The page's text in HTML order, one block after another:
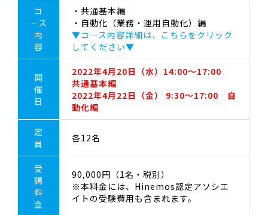
コ
ース
内
容
・共通基本編
・自動化（業務・運用自動化）編
▼コース内容詳細は、こちらをクリック
してください▼
開
催
日
2022年4月20日（水）14:00～17:00
共通基本編
2022年4月22日（金） 9:30～17:00 自
動化編
定
員
各12名
受
講
料
金
90,000円（1名・税別）
※本料金には、Hinemos認定アソシエ
イトの受験費用も含まれます。